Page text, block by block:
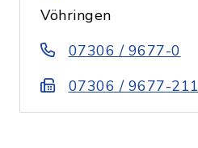
Vöhringen
07306 / 9677-0
07306 / 9677-211